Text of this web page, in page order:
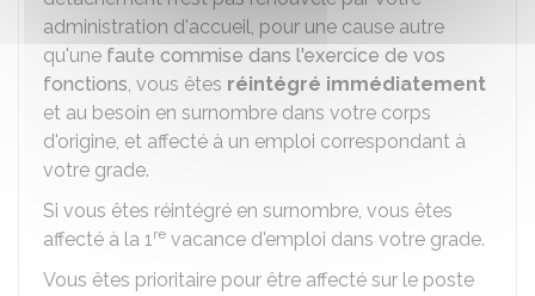
administration d'accueil, pour une cause autre
qu'une faute commise dans l'exercice de vos
fonctions, vous êtes réintégré immédiatement
et au besoin en surnombre dans votre corps
d'origine, et affecté à un emploi correspondant à
votre grade.
Si vous êtes réintégré en surnombre, vous êtes
affecté à la 1re vacance d'emploi dans votre grade.
Vous êtes prioritaire pour être affecté sur le poste